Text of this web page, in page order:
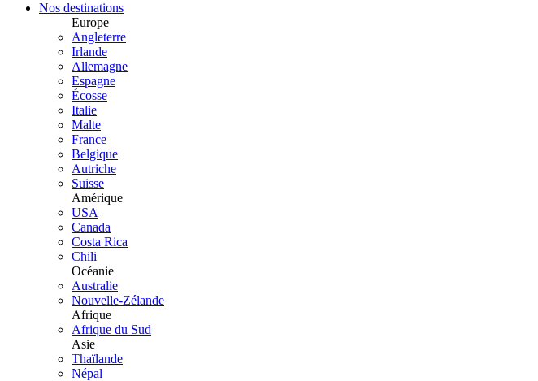
Nos destinations
Europe
Angleterre
Irlande
Allemagne
Espagne
Écosse
Italie
Malte
France
Belgique
Autriche
Suisse
Amérique
USA
Canada
Costa Rica
Chili
Océanie
Australie
Nouvelle-Zélande
Afrique
Afrique du Sud
Asie
Thaïlande
Népal